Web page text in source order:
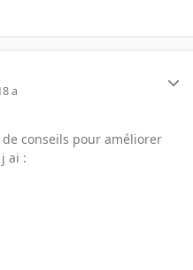
a
conseils pour améliorer
ai :